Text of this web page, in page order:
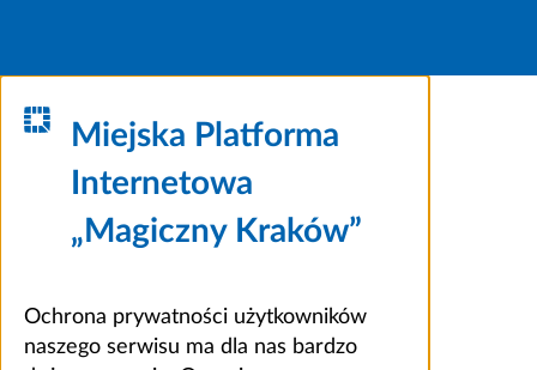
Miejska Platforma
Internetowa
„Magiczny Kraków”
Ochrona prywatności użytkowników
naszego serwisu ma dla nas bardzo